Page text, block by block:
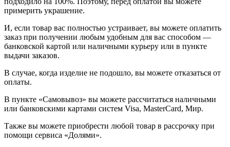
примерить украшение.
И, если товар вас полностью устраивает, вы можете оплатить
заказ при получении любым удобным для вас способом —
банковской картой или наличными курьеру или в пункте
выдачи заказов.
В случае, когда изделие не подошло, вы можете отказаться от
оплаты.
В пункте «Самовывоз» вы можете рассчитаться наличными
или банковскими картами систем Visa, MasterCard, Мир.
Также вы можете приобрести любой товар в рассрочку при
помощи сервиса «Долями».